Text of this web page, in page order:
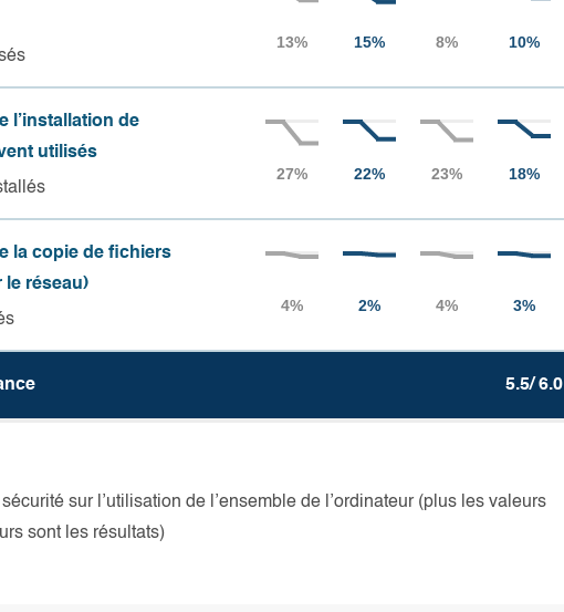
l’installation de
utilisés
la copie de fichiers
le réseau)
5.5/ 6.0
sur l’utilisation de l’ensemble de l’ordinateur (plus les valeurs
sont les résultats)